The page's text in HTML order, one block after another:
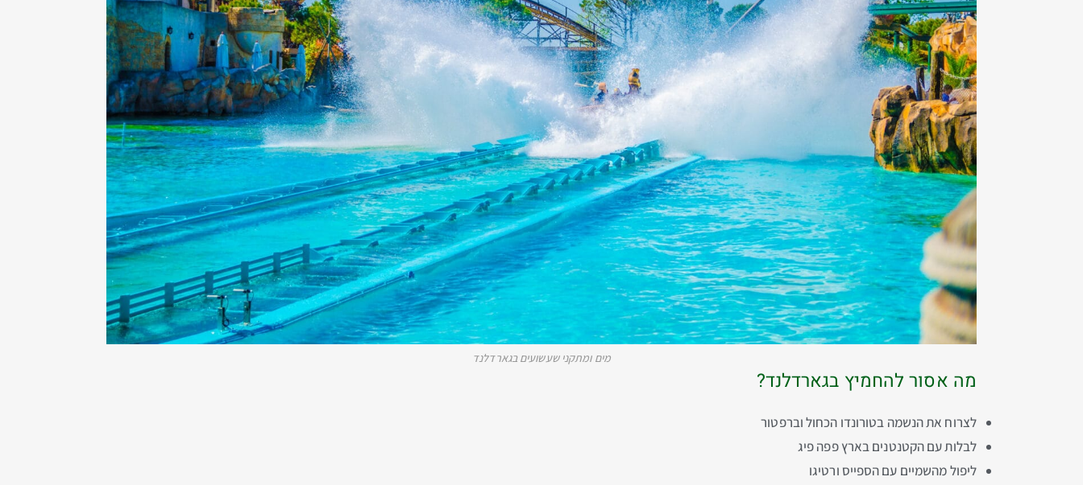
מים ומתקני שעשועים בגארדלנד
מה אסור להחמיץ בגארדלנד?
לצרוח את הנשמה בטורונדו הכחול וברפטור
לבלות עם הקטנטנים בארץ פפה פיג
ליפול מהשמיים עם הספייס ורטיגו